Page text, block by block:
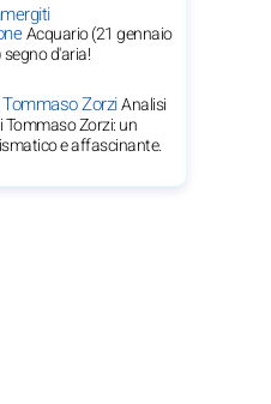
Acquario (21 gennaio
d'aria!
ZorziAnalisi
Zorzi: un
e affascinante.